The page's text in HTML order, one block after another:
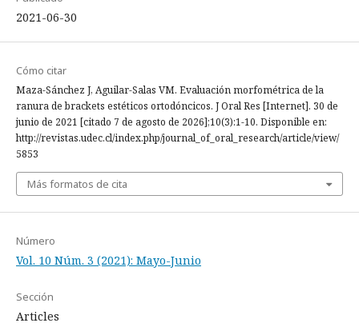
2021-06-30
Cómo citar
Maza-Sánchez J, Aguilar-Salas VM. Evaluación morfométrica de la
ranura de brackets estéticos ortodóncicos. J Oral Res [Internet]. 30 de
junio de 2021 [citado 7 de agosto de 2026];10(3):1-10. Disponible en:
http://revistas.udec.cl/index.php/journal_of_oral_research/article/view/
5853
Más formatos de cita
Número
Vol. 10 Núm. 3 (2021): Mayo-Junio
Sección
Articles